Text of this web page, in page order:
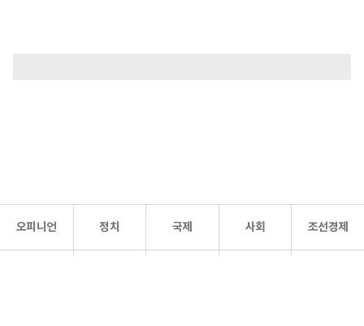
오피니언 정치 국제 사회 조선경제